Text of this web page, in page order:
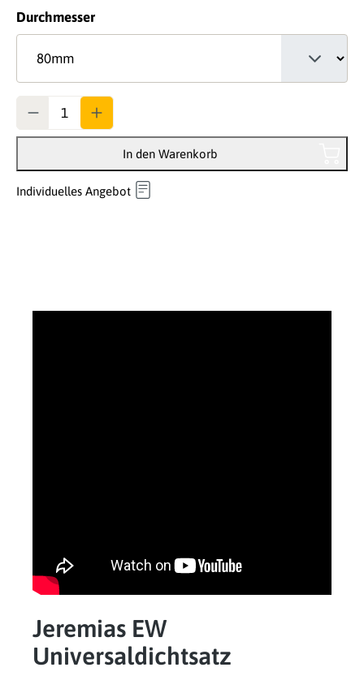
Durchmesserauswählen
In den Warenkorb
Individuelles Angebot
Jeremias EW
Universaldichtsatz